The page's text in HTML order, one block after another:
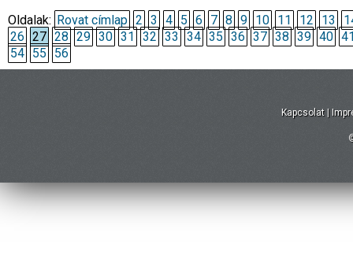
Oldalak: Rovat címlap 2 3 4 5 6 7 8 9 10 11 12 13
26 27 28 29 30 31 32 33 34 35 36 37 38 39 40
54 55 56
Kapcsolat |